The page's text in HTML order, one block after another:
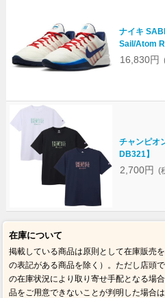
ナイキ
Sail/Atom
16,830円
チャンピオ
DB321】
2,700円 (
在庫について
掲載している商品は原則として在庫販売
の表記がある商品を除く）。ただし店頭
の在庫状況により取り寄せ手配となる場
品をご用意できないことが判明した場合